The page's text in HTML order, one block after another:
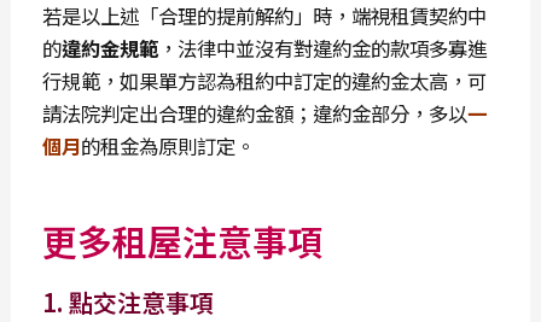
若是以上述「合理的提前解約」時，端視租賃契約中
的違約金規範，法律中並沒有對違約金的款項多寡進
行規範，如果單方認為租約中訂定的違約金太高，可
請法院判定出合理的違約金額；違約金部分，多以一
個月的租金為原則訂定。
更多租屋注意事項
1. 點交注意事項